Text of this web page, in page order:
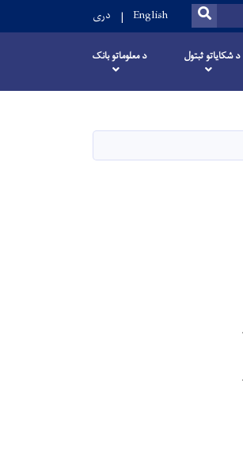
SEARCH
English دری
د شکایاتو ثبتول د معلوماتو بانک